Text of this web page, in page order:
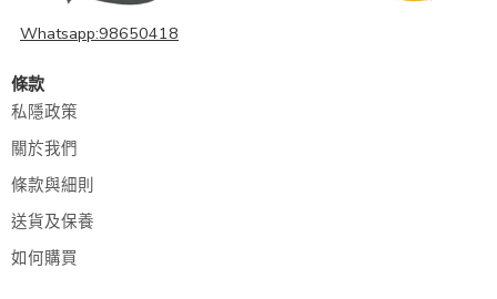
Whatsapp:98650418
條款
私隱政策
關於我們
條款與細則
送貨及保養
如何購買